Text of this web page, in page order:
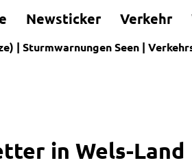
Newsticker Verkehr
| Sturmwarnungen Seen |
in Wels-Land